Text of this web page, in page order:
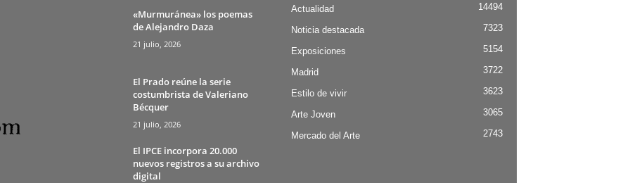
«Murmuránea» los poemas
de Alejandro Daza
21 julio, 2026
El Prado reúne la serie
costumbrista de Valeriano
Bécquer
21 julio, 2026
El IPCE incorpora 20.000
nuevos registros a su archivo
digital
Actualidad 14494
Noticia destacada 7323
Exposiciones 5154
Madrid 3722
Estilo de vivir 3623
Arte Joven 3065
Mercado del Arte 2743